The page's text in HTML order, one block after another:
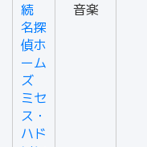
続
名探
偵ホ
ーム
ズ
ミセ
ス・
ハド
音楽